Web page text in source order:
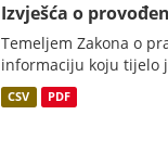
Izvješća o
Temeljem Zakona o
informaciju koju tijelo
CSV PDF